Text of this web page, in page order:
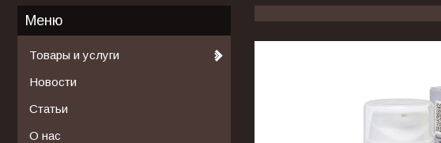
Товары и услуги
Новости
Статьи
О нас